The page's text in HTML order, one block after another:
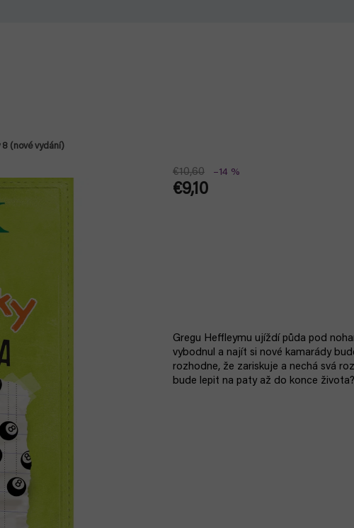
8 (nové vydání)
€10,60 –14 %
€9,10
Gregu Heffleymu ujíždí půda pod
vybodnul a najít si nové kamarády
rozhodne, že zariskuje a nechá svá
bude lepit na paty až do konce života?